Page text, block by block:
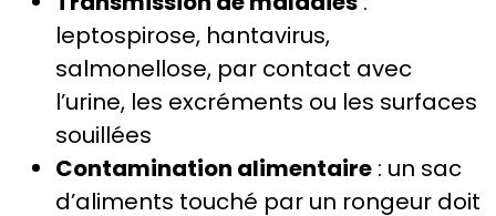
leptospirose, hantavirus,
salmonellose, par contact avec
l’urine, les excréments ou les surfaces
souillées
Contamination alimentaire : un sac
d’aliments touché par un rongeur doit